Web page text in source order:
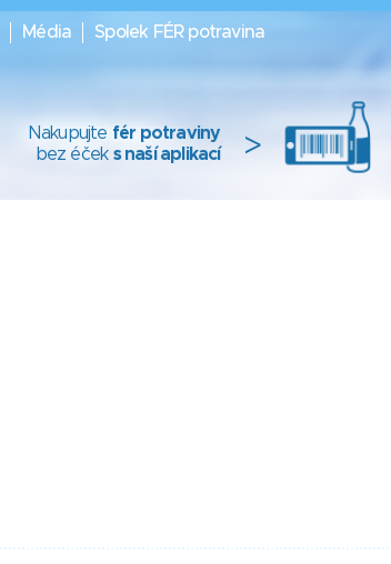
Média Spolek FÉR potravina
Nakupujte fér potraviny
bez éček s naší aplikací >